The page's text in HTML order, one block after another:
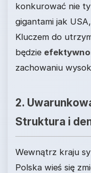
konkurować nie
gigantami jak
Kluczem do
będzie
zachowaniu
2.
Struktura i
Wewnątrz kraju
Polska wieś się